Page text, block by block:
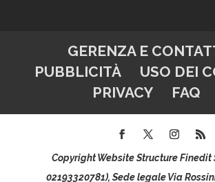
GERENZA E
PUBBLICITÀ
USO DEI
PRIVACY
FAQ
Copyright Website Structure Finedit
02193320781), Sede legale Via